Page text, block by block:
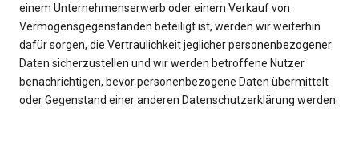
einem Unternehmenserwerb oder einem Verkauf von
Vermögensgegenständen beteiligt ist, werden wir weiterhin
dafür sorgen, die Vertraulichkeit jeglicher personenbezogener
Daten sicherzustellen und wir werden betroffene Nutzer
benachrichtigen, bevor personenbezogene Daten übermittelt
oder Gegenstand einer anderen Datenschutzerklärung werden.